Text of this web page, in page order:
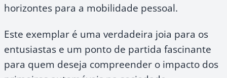
horizontes para a mobilidade pessoal.
Este exemplar é uma verdadeira joia para os
entusiastas e um ponto de partida fascinante
para quem deseja compreender o impacto dos